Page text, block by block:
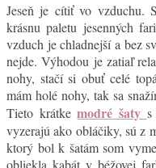
Jeseň je cítiť vo vzduchu.
krásnu paletu jesenných
vzduch je chladnejší a bez
nejde. Výhodou je zatiaľ
nohy, stačí si obuť celé
mám holé nohy, tak sa
Tieto krátke modré šaty
vyzerajú ako obláčiky, sú z
ktorý bol k šatám som
obliekla kabát v béžovej